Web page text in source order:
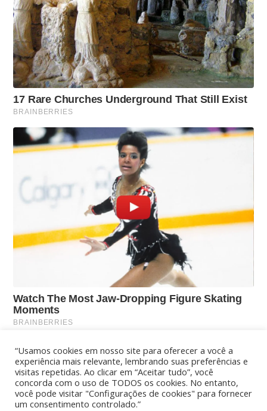
“Usamos cookies em nosso site para oferecer a você a
experiência mais relevante, lembrando suas preferências e
visitas repetidas. Ao clicar em “Aceitar tudo”, você
concorda com o uso de TODOS os cookies. No entanto,
você pode visitar "Configurações de cookies" para fornecer
um consentimento controlado.”